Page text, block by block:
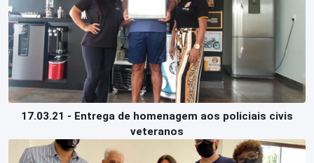
17.03.21 - Entrega de homenagem aos policiais civis
veteranos